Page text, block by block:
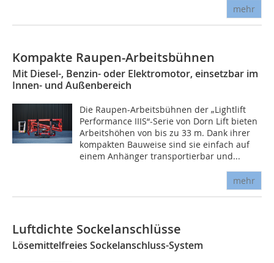
mehr
Kompakte Raupen-Arbeitsbühnen
Mit Diesel-, Benzin- oder Elektromotor, einsetzbar im
Innen- und Außenbereich
Die Raupen-Arbeitsbühnen der „Lightlift
Performance IIIS“-Serie von Dorn Lift bieten
Arbeitshöhen von bis zu 33 m. Dank ihrer
kompakten Bauweise sind sie einfach auf
einem Anhänger transportierbar und...
mehr
Luftdichte Sockelanschlüsse
Lösemittelfreies Sockelanschluss-System